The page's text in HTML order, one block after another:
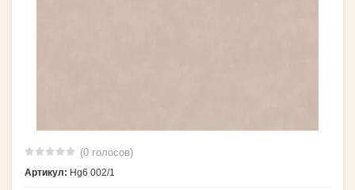
(0 голосов)
Артикул: Hg6 002/1